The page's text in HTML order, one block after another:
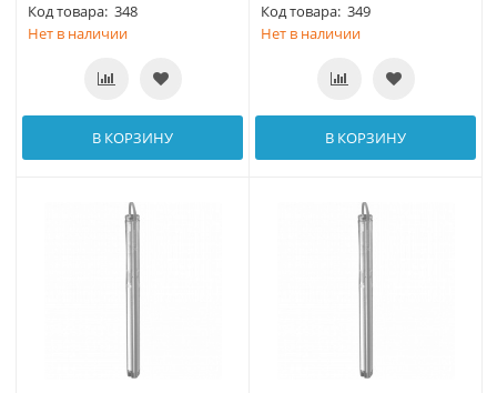
Код товара: 348
Нет в наличии
В КОРЗИНУ
Код товара: 349
Нет в наличии
В КОРЗИНУ